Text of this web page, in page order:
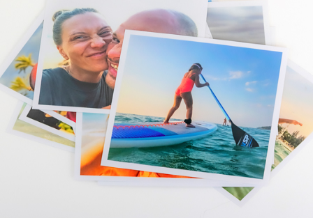
Ваш регион доставки
Выберите из списка: